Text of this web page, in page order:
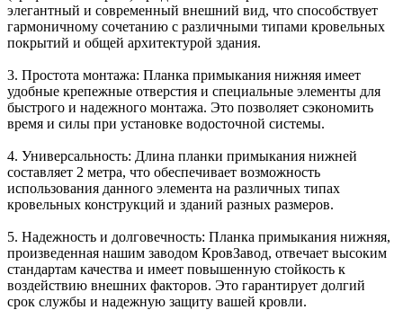
элегантный и современный внешний вид, что способствует
гармоничному сочетанию с различными типами кровельных
покрытий и общей архитектурой здания.
3. Простота монтажа: Планка примыкания нижняя имеет
удобные крепежные отверстия и специальные элементы для
быстрого и надежного монтажа. Это позволяет сэкономить
время и силы при установке водосточной системы.
4. Универсальность: Длина планки примыкания нижней
составляет 2 метра, что обеспечивает возможность
использования данного элемента на различных типах
кровельных конструкций и зданий разных размеров.
5. Надежность и долговечность: Планка примыкания нижняя,
произведенная нашим заводом КровЗавод, отвечает высоким
стандартам качества и имеет повышенную стойкость к
воздействию внешних факторов. Это гарантирует долгий
срок службы и надежную защиту вашей кровли.